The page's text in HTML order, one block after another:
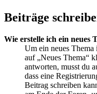
Beiträge
Wie erstelle ich ein neues
Um ein neues
auf „Neues Thema“
antworten, musst du
dass eine
Beitrag schreiben